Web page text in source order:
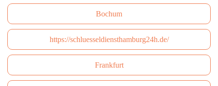
Bochum
https://schluesseldiensthamburg24h.de/
Frankfurt